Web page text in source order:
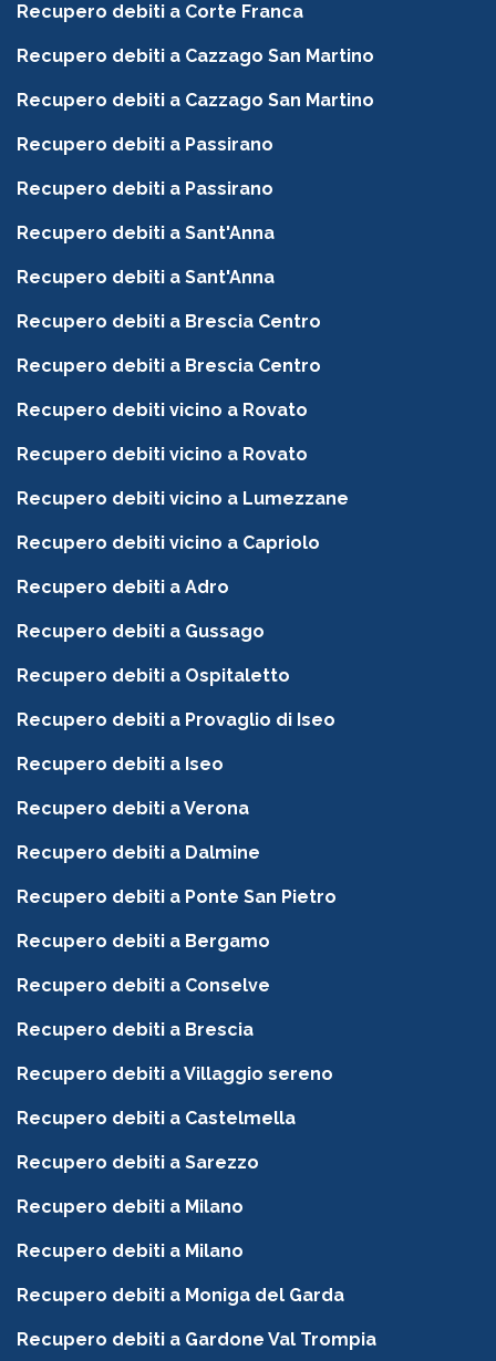
Recupero debiti a Corte Franca
Recupero debiti a Cazzago San Martino
Recupero debiti a Cazzago San Martino
Recupero debiti a Passirano
Recupero debiti a Passirano
Recupero debiti a Sant'Anna
Recupero debiti a Sant'Anna
Recupero debiti a Brescia Centro
Recupero debiti a Brescia Centro
Recupero debiti vicino a Rovato
Recupero debiti vicino a Rovato
Recupero debiti vicino a Lumezzane
Recupero debiti vicino a Capriolo
Recupero debiti a Adro
Recupero debiti a Gussago
Recupero debiti a Ospitaletto
Recupero debiti a Provaglio di Iseo
Recupero debiti a Iseo
Recupero debiti a Verona
Recupero debiti a Dalmine
Recupero debiti a Ponte San Pietro
Recupero debiti a Bergamo
Recupero debiti a Conselve
Recupero debiti a Brescia
Recupero debiti a Villaggio sereno
Recupero debiti a Castelmella
Recupero debiti a Sarezzo
Recupero debiti a Milano
Recupero debiti a Milano
Recupero debiti a Moniga del Garda
Recupero debiti a Gardone Val Trompia